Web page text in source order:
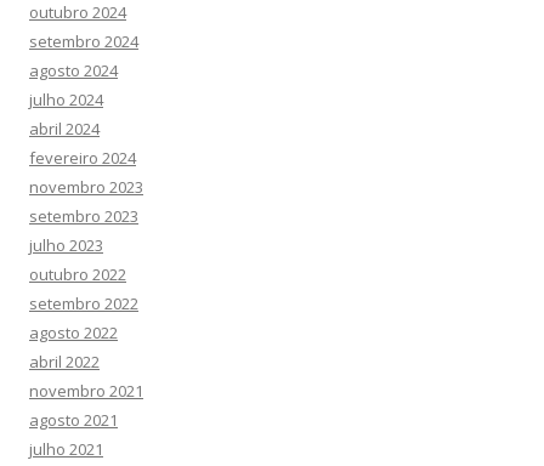
outubro 2024
setembro 2024
agosto 2024
julho 2024
abril 2024
fevereiro 2024
novembro 2023
setembro 2023
julho 2023
outubro 2022
setembro 2022
agosto 2022
abril 2022
novembro 2021
agosto 2021
julho 2021